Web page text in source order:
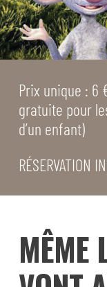
Prix unique : 6
gratuite pour
d’un enfant)
RÉSERVATION
MÊME